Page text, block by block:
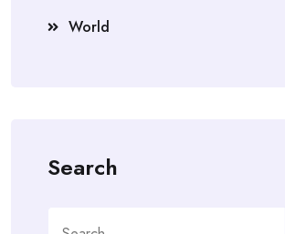
World
Search